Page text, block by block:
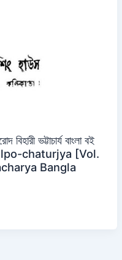
ভট্টাচার্য বাংলা বই
chaturjya [Vol.
Bangla